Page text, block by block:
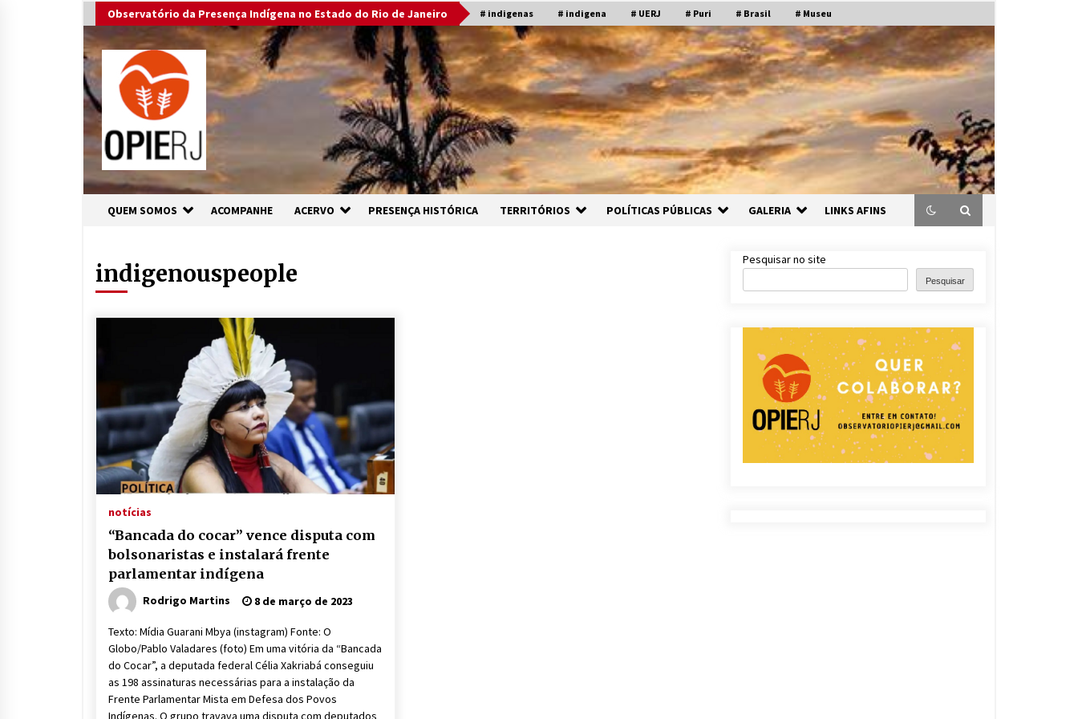
to
content
Observatório da Presença Indígena no Estado do Rio de Janeiro # indigenas # indigena # UERJ # Puri # Brasil # Museu
QUEM SOMOS ACOMPANHE ACERVO PRESENÇA HISTÓRICA TERRITÓRIOS POLÍTICAS PÚBLICAS GALERIA LINKS AFINS
indigenouspeople
notícias
“Bancada do cocar” vence disputa com
bolsonaristas e instalará frente
parlamentar indígena
Rodrigo Martins 8 de março de 2023
Texto: Mídia Guarani Mbya (instagram) Fonte: O
Globo/Pablo Valadares (foto) Em uma vitória da “Bancada
do Cocar”, a deputada federal Célia Xakriabá conseguiu
as 198 assinaturas necessárias para a instalação da
Frente Parlamentar Mista em Defesa dos Povos
Indígenas. O grupo travava uma disputa com deputados
Pesquisar no site
Pesquisar